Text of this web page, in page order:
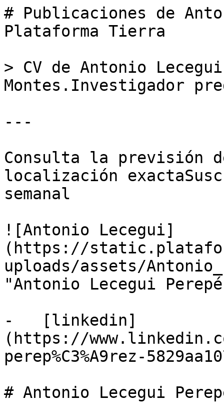
# Publicaciones de
Plataforma Tierra
> CV de Antonio
Montes.Investigador
---
Consulta la previsión
localización
semanal
![Antonio Lecegui]
(https://
uploads/assets/
"Antonio Lecegui
-   [linkedin]
(https://
perep%C3%A9rez-
# Antonio Lecegui